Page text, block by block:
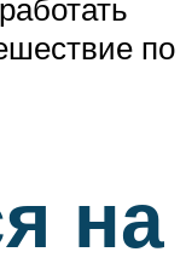
по
на